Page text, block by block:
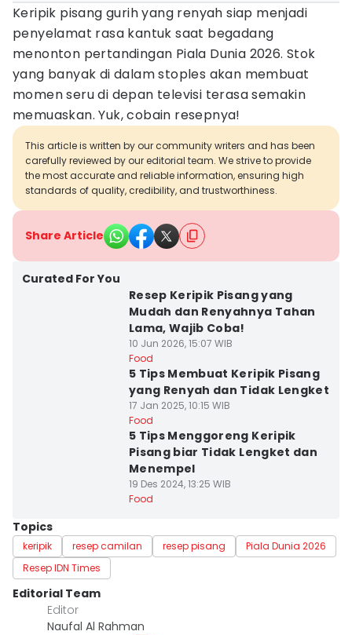
Keripik pisang gurih yang renyah siap menjadi
penyelamat rasa kantuk saat begadang
menonton pertandingan Piala Dunia 2026. Stok
yang banyak di dalam stoples akan membuat
momen seru di depan televisi terasa semakin
memuaskan. Yuk, cobain resepnya!
This article is written by our community writers and has been
carefully reviewed by our editorial team. We strive to provide
the most accurate and reliable information, ensuring high
standards of quality, credibility, and trustworthiness.
Share Article
Curated For You
Resep Keripik Pisang yang
Mudah dan Renyahnya Tahan
Lama, Wajib Coba!
10 Jun 2026, 15:07 WIB
Food
5 Tips Membuat Keripik Pisang
yang Renyah dan Tidak Lengket
17 Jan 2025, 10:15 WIB
Food
5 Tips Menggoreng Keripik
Pisang biar Tidak Lengket dan
Menempel
19 Des 2024, 13:25 WIB
Food
Topics
keripik resep camilan resep pisang
Piala Dunia 2026
Resep IDN Times
Editorial Team
Editor
Naufal Al Rahman